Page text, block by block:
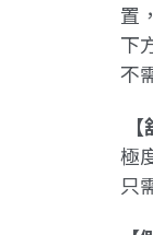
置，
下
不
極
只